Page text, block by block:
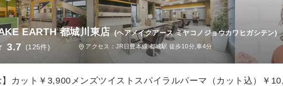
EARTH 都城川東店 (ヘアメイクアース ミヤコノジョウカワヒガシテン)
3.7 (125件) アクセス：JR日豊本線 都城駅 徒歩10分,車4分
】カット￥3,900メンズツイストスパイラルパーマ（カット込）￥